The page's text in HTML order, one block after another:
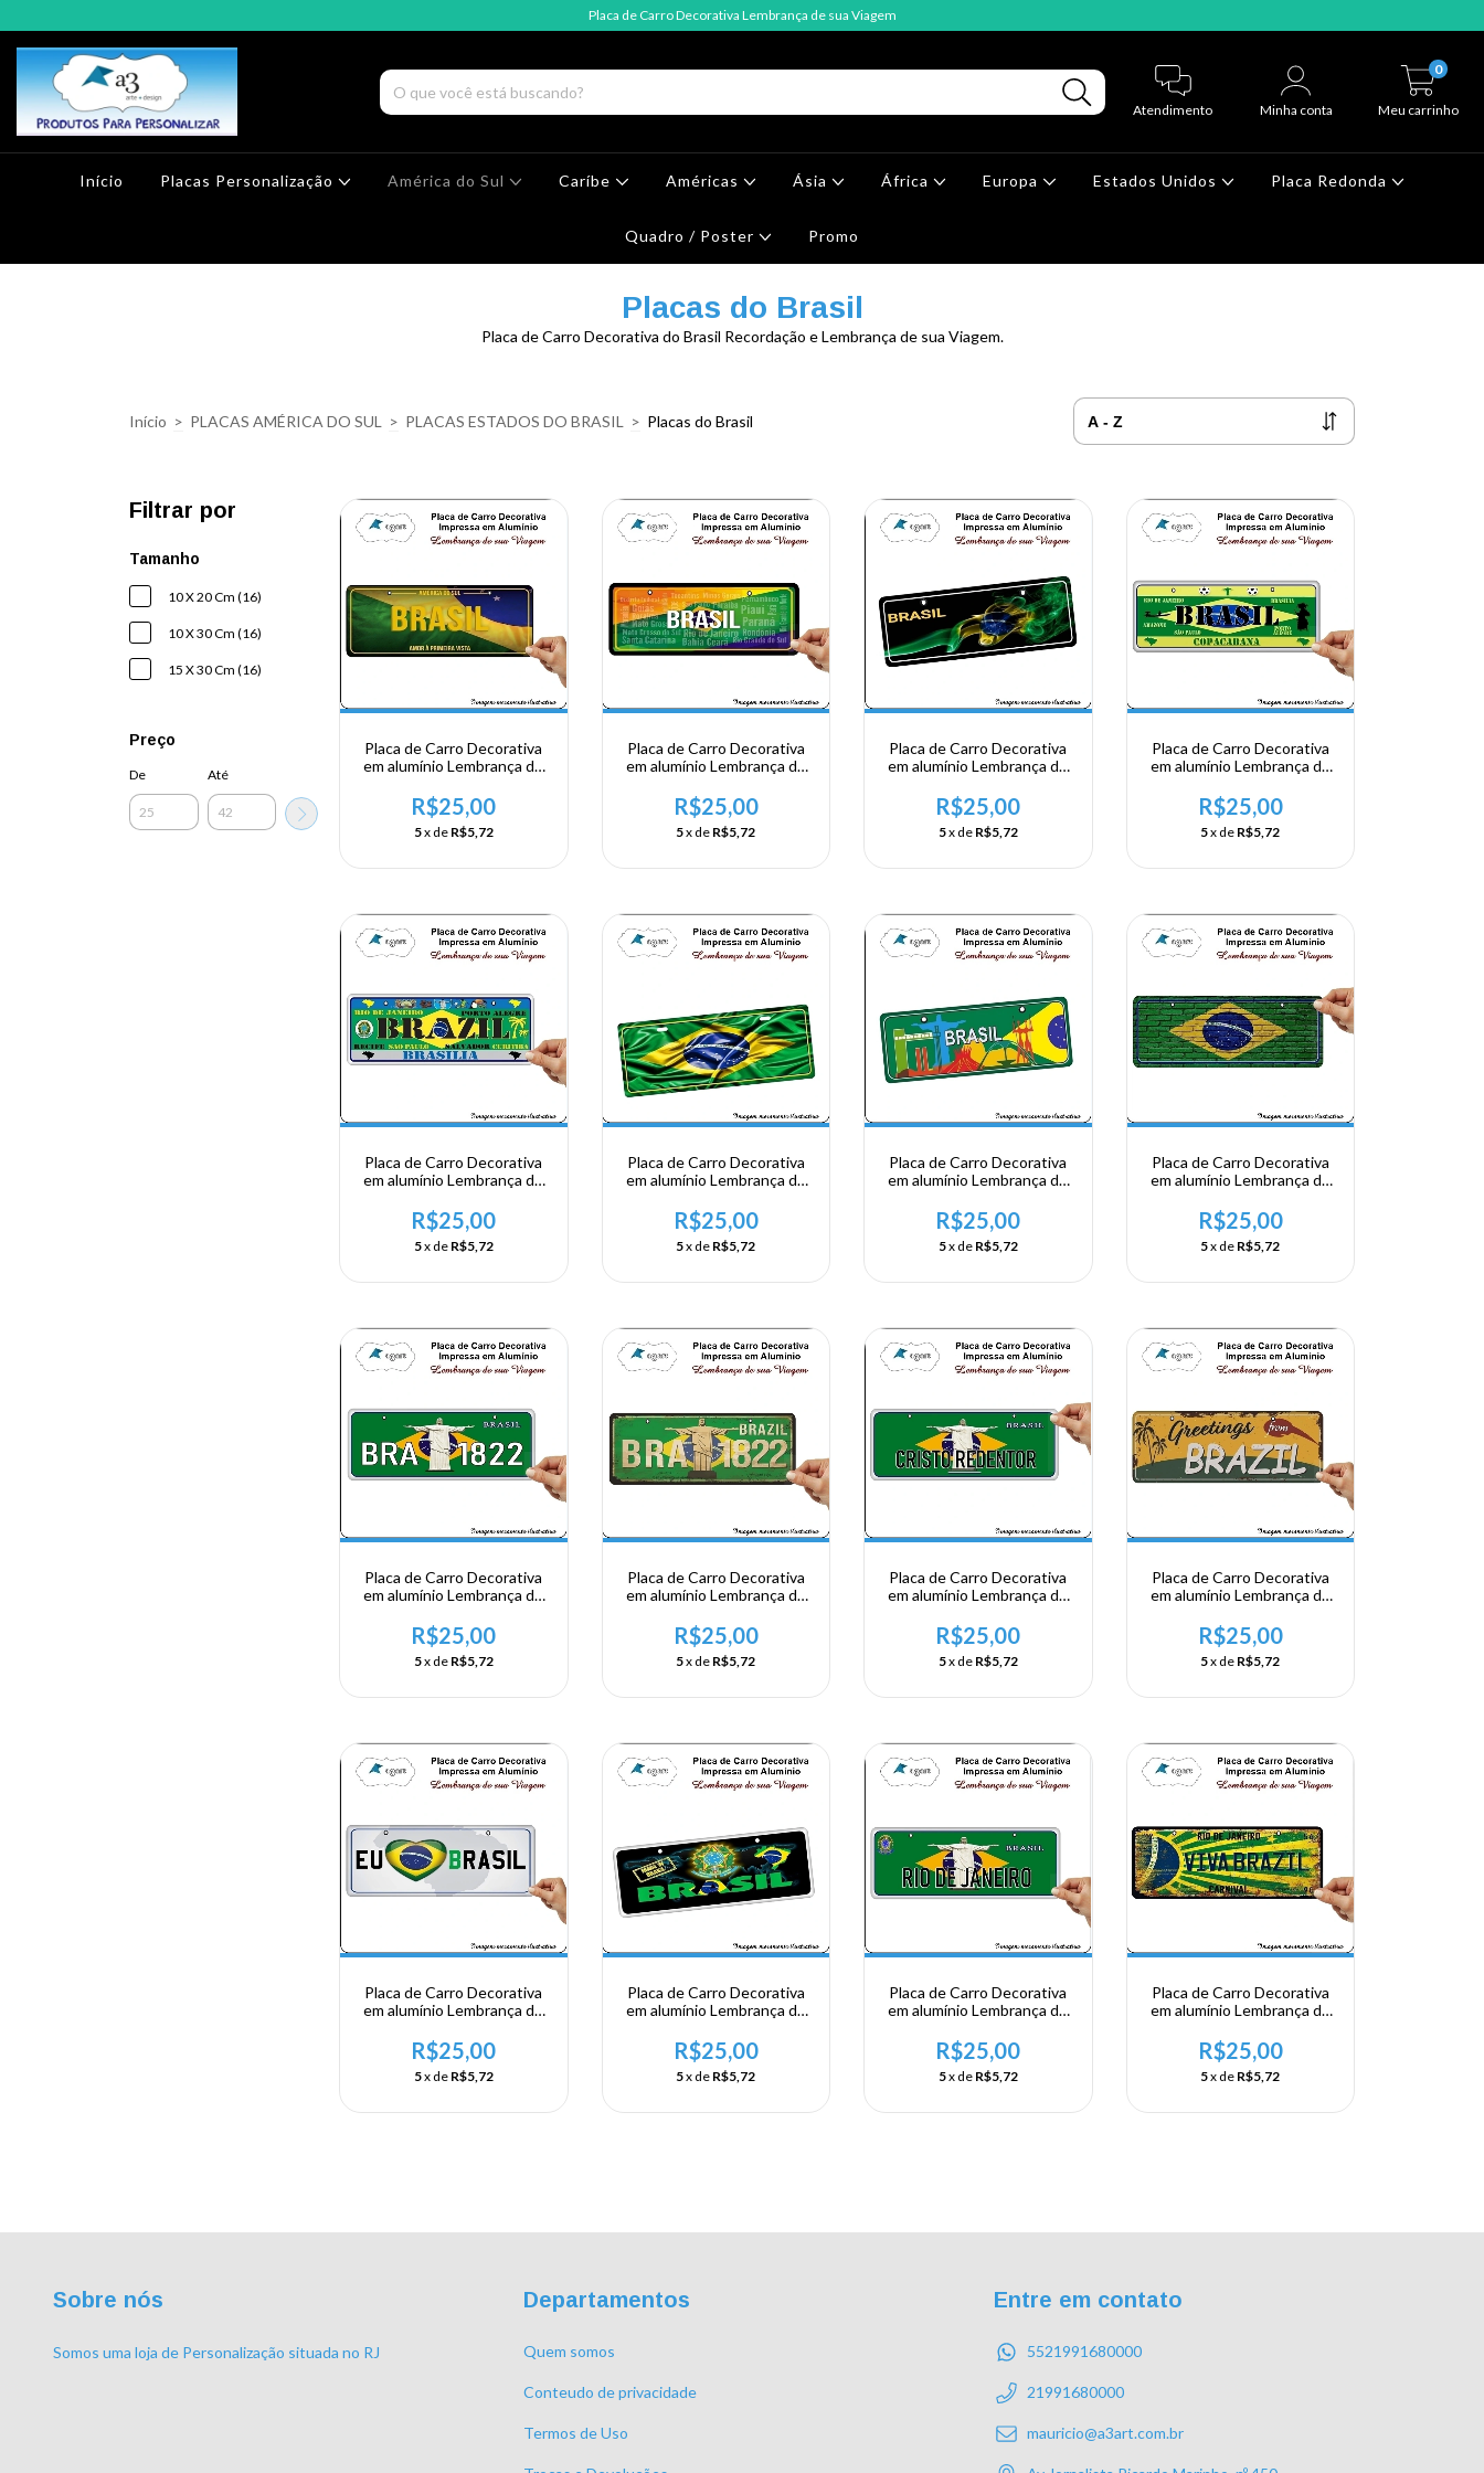
Placa de Carro Decorativa Lembrança de sua Viagem
Atendimento Minha conta Meu carrinho
0
Início Placas Personalização América do Sul Caríbe Américas Ásia África Europa Estados Unidos Placa Redonda
Quadro / Poster Promo
Placas do Brasil
Placa de Carro Decorativa do Brasil Recordação e Lembrança de sua Viagem.
Início > PLACAS AMÉRICA DO SUL > PLACAS ESTADOS DO BRASIL > Placas do Brasil
Filtrar por
Tamanho
10 X 20 Cm (16)
10 X 30 Cm (16)
15 X 30 Cm (16)
Preço
De Até
Placa de Carro Decorativa
em alumínio Lembrança de
R$25,00
5x de R$5,72
Placa de Carro Decorativa
em alumínio Lembrança de
R$25,00
5x de R$5,72
Placa de Carro Decorativa
em alumínio Lembrança de
R$25,00
5x de R$5,72
Placa de Carro Decorativa
em alumínio Lembrança de
R$25,00
5x de R$5,72
Placa de Carro Decorativa
em alumínio Lembrança de
R$25,00
5x de R$5,72
Placa de Carro Decorativa
em alumínio Lembrança de
R$25,00
5x de R$5,72
Placa de Carro Decorativa
em alumínio Lembrança de
R$25,00
5x de R$5,72
Placa de Carro Decorativa
em alumínio Lembrança de
Bandeira no Tijolo
R$25,00
5x de R$5,72
Placa de Carro Decorativa
em alumínio Lembrança de
1822
R$25,00
5x de R$5,72
Placa de Carro Decorativa
em alumínio Lembrança de
1822
R$25,00
5x de R$5,72
Placa de Carro Decorativa
em alumínio Lembrança de
Redentor
R$25,00
5x de R$5,72
Placa de Carro Decorativa
em alumínio Lembrança de
Greetings Brazil
R$25,00
5x de R$5,72
Placa de Carro Decorativa
em alumínio Lembrança de
Brasil
R$25,00
5x de R$5,72
Placa de Carro Decorativa
em alumínio Lembrança de
Brasil
R$25,00
5x de R$5,72
Placa de Carro Decorativa
em alumínio Lembrança de
Janeiro
R$25,00
5x de R$5,72
Placa de Carro Decorativa
em alumínio Lembrança de
Brazil
R$25,00
5x de R$5,72
Sobre nós
Somos uma loja de Personalização situada no RJ
Departamentos
Quem somos
Conteudo de privacidade
Termos de Uso
Entre em contato
5521991680000
21991680000
mauricio@a3art.com.br